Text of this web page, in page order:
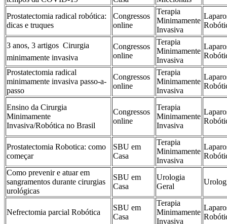
Prostatectomia radical robótica:
dicas e truques
Congressos
online
Terapia
Minimamente
Invasiva
3 anos, 3 artigos  Cirurgia
minimamente invasiva
Congressos
online
Terapia
Minimamente
Invasiva
Prostatectomia radical
minimamente invasiva passo-a-
passo
Congressos
online
Terapia
Minimamente
Invasiva
Ensino da Cirurgia
Minimamente
Invasiva/Robótica no Brasil
Congressos
online
Terapia
Minimamente
Invasiva
Prostatectomia Robotica: como
começar
SBU em
Casa
Terapia
Minimamente
Invasiva
Como prevenir e atuar em
sangramentos durante cirurgias
urológicas
SBU em
Casa
Urologia
Geral
Nefrectomia parcial Robótica
SBU em
Casa
Terapia
Minimamente
Invasiva